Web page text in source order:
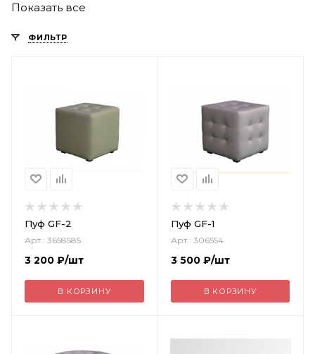
Показать все
ФИЛЬТР
Пуф GF-2
Арт.: 3658585
3 200 ₽/шт
В КОРЗИНУ
Пуф GF-1
Арт.: 306554
3 500₽/шт
В КОРЗИНУ